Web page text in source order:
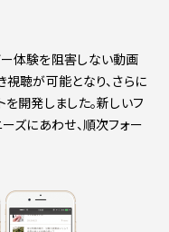
体験を阻害しない動画
視聴が可能となり、さらに
開発しました。新しいフ
ズにあわせ、順次フォー